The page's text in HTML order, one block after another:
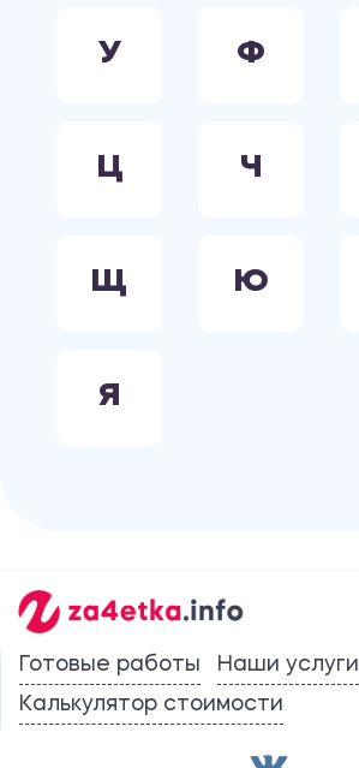
У Ф
Ц Ч
Щ Ю
Я
Готовые работы
Наши услуги
Калькулятор стоимости